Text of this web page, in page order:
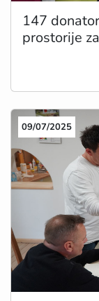
147
prostorije
09/07/2025